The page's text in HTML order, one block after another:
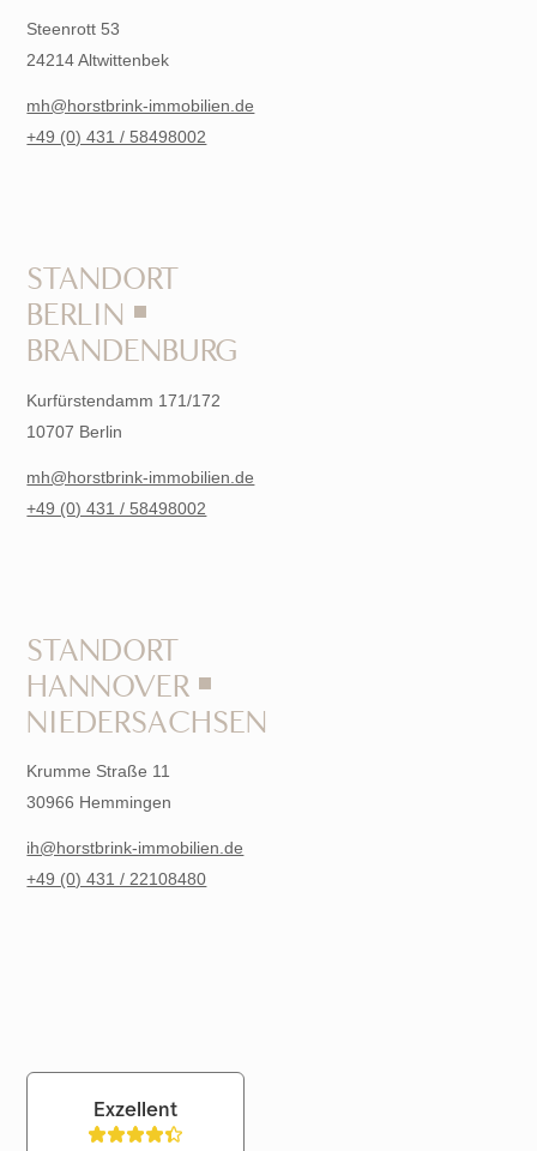
Steenrott 53
24214 Altwittenbek
mh@horstbrink-immobilien.de
+49 (0) 431 / 58498002
STANDORT
BERLIN ￭
BRANDENBURG
Kurfürstendamm 171/172
10707 Berlin
mh@horstbrink-immobilien.de
+49 (0) 431 / 58498002
STANDORT
HANNOVER ￭
NIEDERSACHSEN
Krumme Straße 11
30966 Hemmingen
ih@horstbrink-immobilien.de
+49 (0) 431 / 22108480